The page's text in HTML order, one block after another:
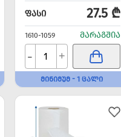
ᲤᲐᲡᲘ 27.5 ₾
1610-1059 ᲛᲐᲠᲐᲒᲨᲘᲐ
- +
ᲛᲘᲜᲘᲛᲣᲛ - 1 ᲪᲐᲚᲘ